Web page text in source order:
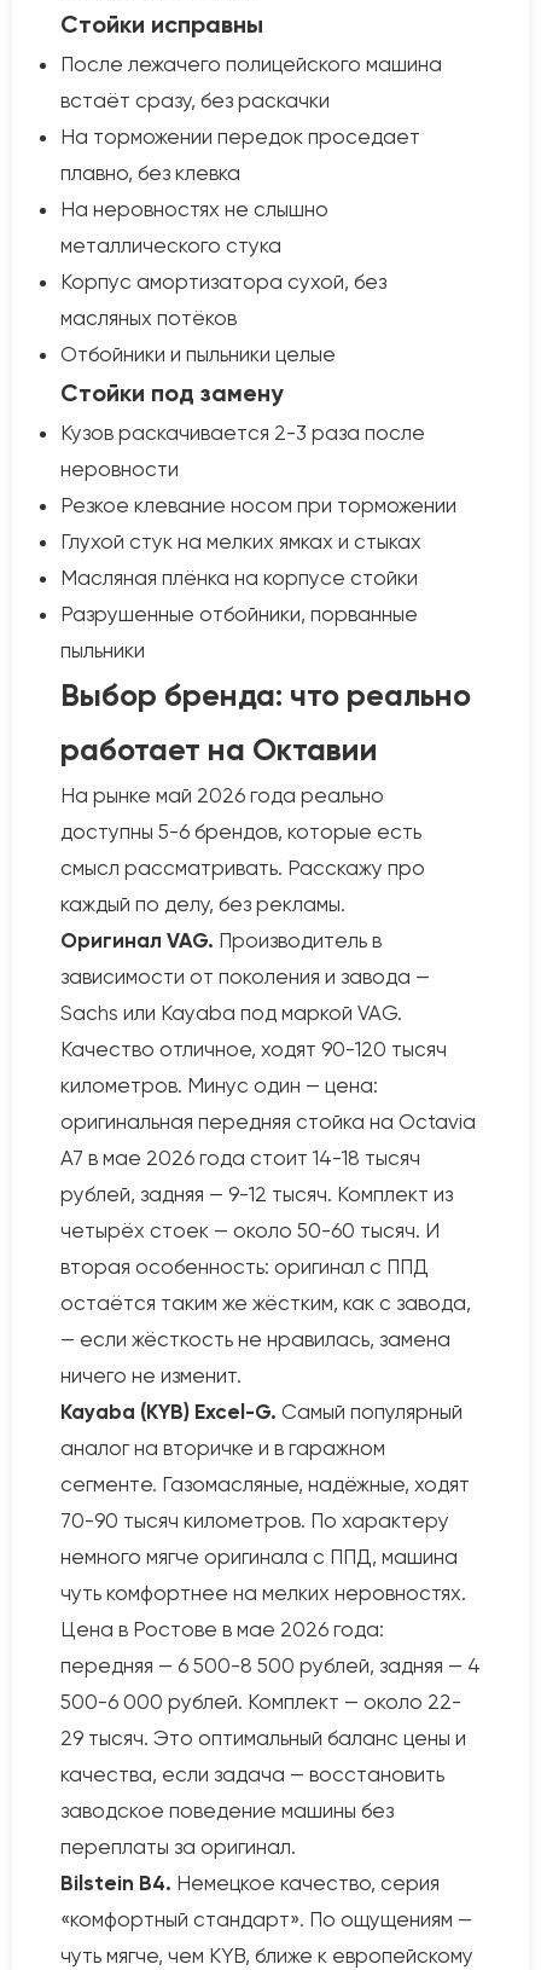
Стойки исправны
После лежачего полицейского машина
встаёт сразу, без раскачки
На торможении передок проседает
плавно, без клевка
На неровностях не слышно
металлического стука
Корпус амортизатора сухой, без
масляных потёков
Отбойники и пыльники целые
Стойки под замену
Кузов раскачивается 2-3 раза после
неровности
Резкое клевание носом при торможении
Глухой стук на мелких ямках и стыках
Масляная плёнка на корпусе стойки
Разрушенные отбойники, порванные
пыльники
Выбор бренда: что реально
работает на Октавии
На рынке май 2026 года реально
доступны 5-6 брендов, которые есть
смысл рассматривать. Расскажу про
каждый по делу, без рекламы.
Оригинал VAG. Производитель в
зависимости от поколения и завода —
Sachs или Kayaba под маркой VAG.
Качество отличное, ходят 90-120 тысяч
километров. Минус один — цена:
оригинальная передняя стойка на Octavia
A7 в мае 2026 года стоит 14-18 тысяч
рублей, задняя — 9-12 тысяч. Комплект из
четырёх стоек — около 50-60 тысяч. И
вторая особенность: оригинал с ППД
остаётся таким же жёстким, как с завода,
— если жёсткость не нравилась, замена
ничего не изменит.
Kayaba (KYB) Excel-G. Самый популярный
аналог на вторичке и в гаражном
сегменте. Газомасляные, надёжные, ходят
70-90 тысяч километров. По характеру
немного мягче оригинала с ППД, машина
чуть комфортнее на мелких неровностях.
Цена в Ростове в мае 2026 года:
передняя — 6 500-8 500 рублей, задняя — 4
500-6 000 рублей. Комплект — около 22-
29 тысяч. Это оптимальный баланс цены и
качества, если задача — восстановить
заводское поведение машины без
переплаты за оригинал.
Bilstein B4. Немецкое качество, серия
«комфортный стандарт». По ощущениям —
чуть мягче, чем KYB, ближе к европейскому